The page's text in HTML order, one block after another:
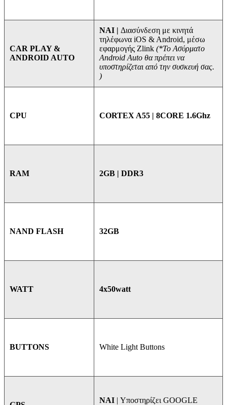
CAR PLAY &
ANDROID AUTO
ΝΑΙ | Διασύνδεση με κινητά
τηλέφωνα iOS & Android, μέσω
εφαρμογής Zlink (*Το Ασύρματο
Android Auto θα πρέπει να
υποστηρίζεται από την συσκευή σας.
)
CPU CORTEX A55 | 8CORE 1.6Ghz
RAM 2GB | DDR3
NAND FLASH 32GB
WATT 4x50watt
BUTTONS White Light Buttons
NAI | Υποστηρίζει GOOGLE